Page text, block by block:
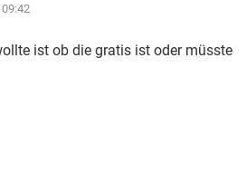
ist ob die gratis ist oder müsste